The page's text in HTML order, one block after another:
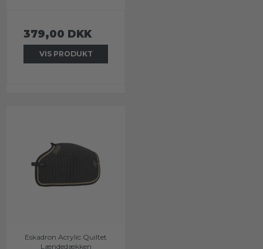
379,00 DKK
VIS PRODUKT
Eskadron Acrylic Quiltet
Lændedækken